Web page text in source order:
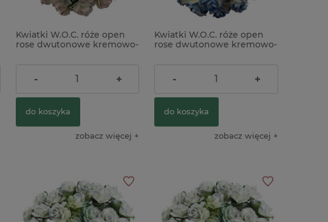
Kwiatki W.O.C. róże open
rose dwutonowe kremowo-
19,91 zł
- +
do koszyka
zobacz więcej
Kwiatki W.O.C. róże open
rose dwutonowe kremowo-
24,01 zł
- +
do koszyka
zobacz więcej